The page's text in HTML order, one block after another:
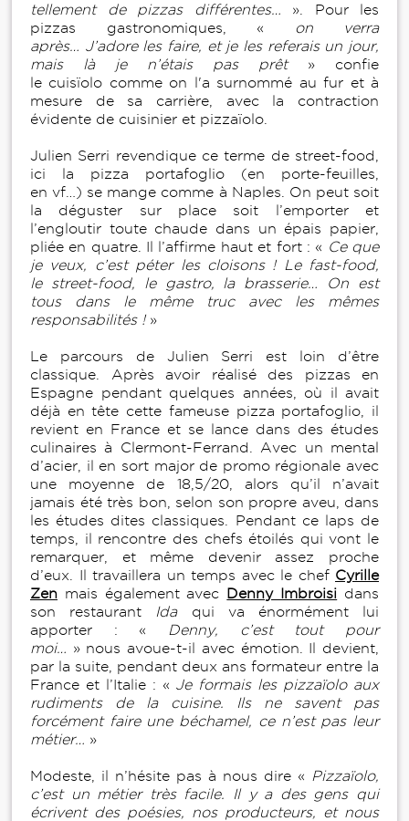
tellement de pizzas différentes… ». Pour les
pizzas gastronomiques, « on verra
après… J’adore les faire, et je les referais un jour,
mais là je n’étais pas prêt» confie
le cuisïolo comme on l'a surnommé au fur et à
mesure de sa carrière, avec la contraction
évidente de cuisinier et pizzaïolo.
Julien Serri revendique ce terme de street-food,
ici la pizza portafoglio (en porte-feuilles,
en vf…) se mange comme à Naples. On peut soit
la déguster sur place soit l’emporter et
l’engloutir toute chaude dans un épais papier,
pliée en quatre. Il l’affirme haut et fort : « Ce que
je veux, c’est péter les cloisons ! Le fast-food,
le street-food, le gastro, la brasserie… On est
tous dans le même truc avec les mêmes
responsabilités !»
Le parcours de Julien Serri est loin d’être
classique. Après avoir réalisé des pizzas en
Espagne pendant quelques années, où il avait
déjà en tête cette fameuse pizza portafoglio, il
revient en France et se lance dans des études
culinaires à Clermont-Ferrand. Avec un mental
d’acier, il en sort major de promo régionale avec
une moyenne de 18,5/20, alors qu’il n’avait
jamais été très bon, selon son propre aveu, dans
les études dites classiques. Pendant ce laps de
temps, il rencontre des chefs étoilés qui vont le
remarquer, et même devenir assez proche
d’eux. Il travaillera un temps avec le chef Cyrille
Zen mais également avec Denny Imbroisi dans
son restaurant Idaqui va énormément lui
apporter : «
Denny, c’est tout pour
moi… » nous avoue-t-il avec émotion. Il devient,
par la suite, pendant deux ans formateur entre la
France et l’Italie : « Je formais les pizzaïolo aux
rudiments de la cuisine. Ils ne savent pas
forcément faire une béchamel, ce n’est pas leur
métier… »
Modeste, il n’hésite pas à nous dire « Pizzaïolo,
c’est un métier très facile. Il y a des gens qui
écrivent des poésies, nos producteurs, et nous